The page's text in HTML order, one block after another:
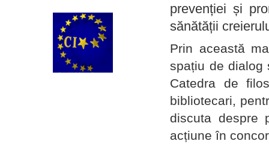
prevenției și
sănătății
Prin această
spațiu de dialog
Catedra de
bibliotecari,
discuta despre
acțiune în